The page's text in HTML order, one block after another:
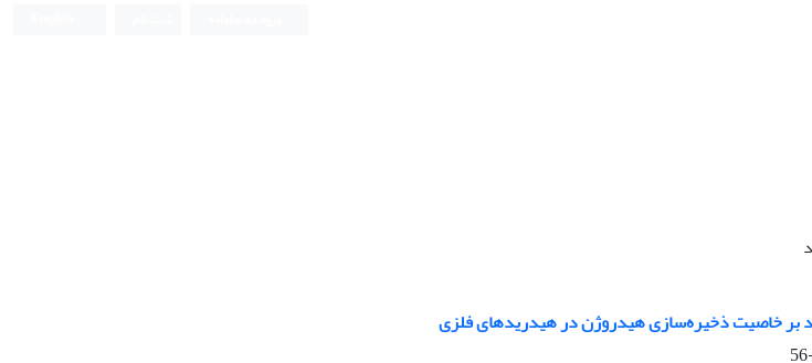
بر خاصیت ذخیره‌سازی هیدروژن در هیدریدهای فلزی